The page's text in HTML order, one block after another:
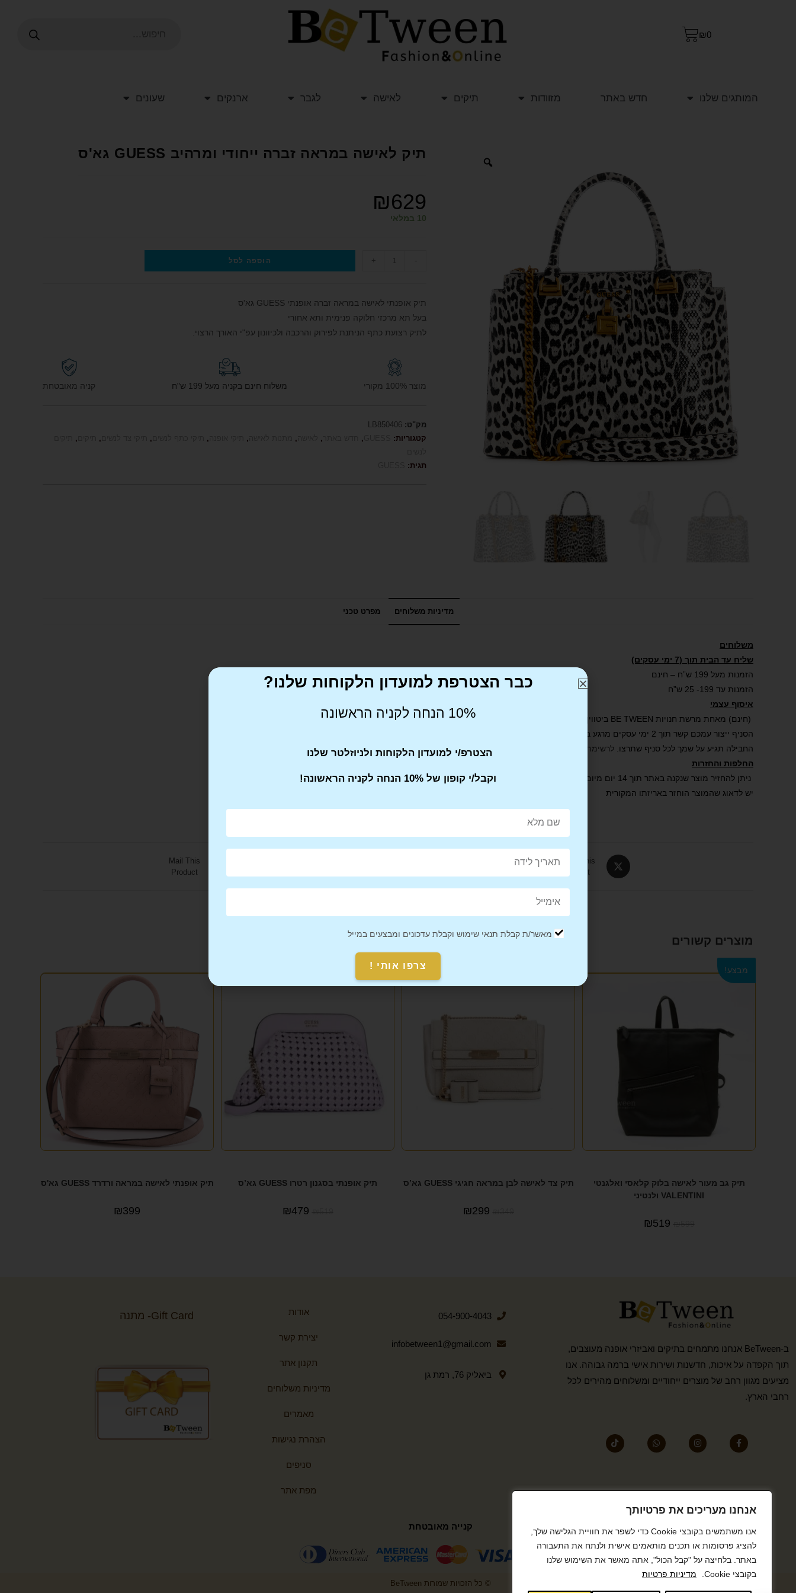
אנחנו מעריכים את פרטיותך
אנו משתמשים בקובצי Cookie כדי לשפר את חוויית הגלישה שלך,
להציג פרסומות או תכנים מותאמים אישית ולנתח את התעבורה
באתר. בלחיצה על "קבל הכול", אתה מאשר את השימוש שלנו
בקובצי Cookie.
מדיניות פרטיות
₪0
המותגים שלנו חדש באתר מזוודות תיקים לאישה לגבר ארנקים שעונים
תיק לאישה במראה זברה ייחודי ומרהיב GUESS גא'ס
₪629
10 במלאי
-
+ הוספה לסל
תיק אופנתי לאישה במראה זברה אופנתי GUESS גא'ס
בעל תא מרכזי חלוקה פנימית ותא אחורי
לתיק רצועת כתף הניתנת לפירוק והרכבה ולכיוונון עפ"י האורך הרצוי.
מוצר 100% מקורי משלוח חינם בקניה מעל 199 ש"ח קניה מאובטחת
מק"ט: LB850406
קטגוריות:
,
,
,
,
,
,
,
,
תגית:
מדיניות משלוחים מפרט טכני
משלוחים
שליח עד הבית תוך (7 ימי עסקים)
הזמנות מעל 199 ש”ח – חינם
הזמנות עד 199- 25 ש”ח
איסוף עצמי
(חינם) מאחת מרשת חנויות BE TWEEN ביטווין .
הסניף ייצור עמכם קשר תוך 2 ימי עסקים מרגע ביצוע ההזמנה באתר ואישורה.
החבילה תגיע על שמך לכל סניף שתרצו. לרשימת הסניפים שלנו
החלפות והחזרות
ניתן להחזיר מוצר שנקנה באתר תוך 14 יום מיום קבלת הפריט.
יש לדאוג שהמוצר הוחזר באריזתו המקורית
Tweet This
Product
Mail This
Product
מוצרים קשורים
מבצע!
תיק גב מעור לאישה בלוק קלאסי ואלגנטי
VALENTINI ולנטיני
₪599
₪519
תיק צד לאישה לבן במראה חגיגי GUESS גא’ס
₪349
₪299
מבצע!
תיק אופנתי בסגנון רטרו GUESS גא’ס
₪519
₪479
תיק אופנתי לאישה במראה ורדרד GUESS גא'ס
₪399
ב-BeTween אנחנו מתמחים בתיקים ואביזרי אופנה מעוצבים,
תוך הקפדה על איכות, חדשנות ושירות אישי ברמה גבוהה. אנו
מציעים מגוון רחב של מוצרים ייחודיים ומשלוחים מהירים לכל
רחבי הארץ.
054-900-4043
infobetween1@gmail.com
ביאליק 76, רמת גן
אודות
יצירת קשר
תקנון אתר
מדיניות משלוחים
מאמרים
הצהרת נגישות
סניפים
מפת אתר
Gift Card- מתנה
קנייה מאובטחת
© כל הזכויות שמורות BeTween
כבר הצטרפת למועדון הלקוחות שלנו?
10% הנחה לקניה הראשונה
הצטרפ/י למועדון הלקוחות ולניוזלטר שלנו
וקבל/י קופון של 10% הנחה לקניה הראשונה!
מאשר/ת קבלת תנאי שימוש וקבלת עדכונים ומבצעים במייל
צרפו אותי !